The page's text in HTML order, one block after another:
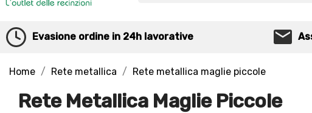
Evasione ordine in 24h lavorative
Home Rete metallica Rete metallica maglie piccole
Rete Metallica Maglie Piccole